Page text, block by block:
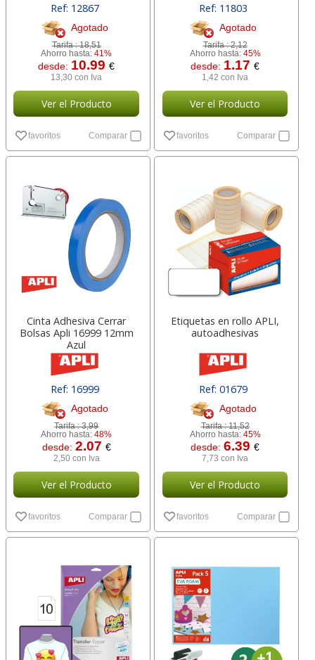
Ref: 12867
Agotado
Tarifa :18,51
Ahorro hasta:41%
desde: 10.99€
13,30 con Iva
Ver el Producto
favoritos Comparar
Ref: 11803
Agotado
Tarifa :2,12
Ahorro hasta: 45%
desde: 1.17€
1,42 con Iva
Ver el Producto
favoritos Comparar
Cinta Adhesiva Cerrar
Bolsas Apli 16999 12mm
Azul
Ref: 16999
Agotado
Tarifa :3,99
Ahorro hasta:48%
desde: 2.07 €
2,50 con Iva
Ver el Producto
favoritos Comparar
Etiquetas en rollo APLI,
autoadhesivas
Ref: 01679
Agotado
Tarifa :11,52
Ahorro hasta: 45%
desde:6.39€
7,73 con Iva
Ver el Producto
favoritos Comparar